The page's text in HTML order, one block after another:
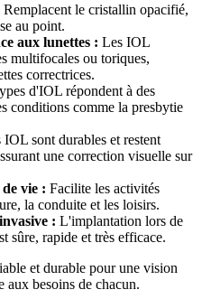
Remplacent le cristallin opacifié,
au point.
aux lunettes : Les IOL
multifocales ou toriques,
correctrices.
d'IOL répondent à des
conditions comme la presbytie
IOL sont durables et restent
une correction visuelle sur
vie : Facilite les activités
la conduite et les loisirs.
: L'implantation lors de
sûre, rapide et très efficace.
et durable pour une vision
aux besoins de chacun.